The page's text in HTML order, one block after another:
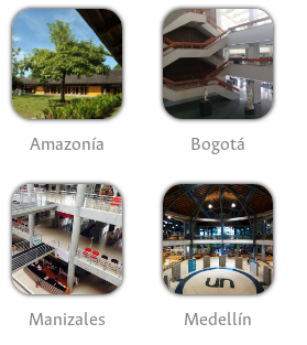
Amazonía Bogotá
Manizales Medellín